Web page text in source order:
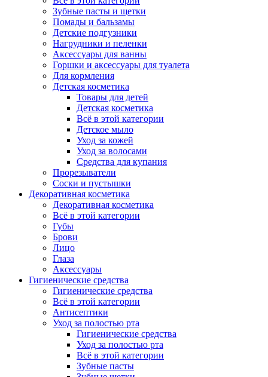
Зубные пасты и щетки
Помады и бальзамы
Детские подгузники
Нагрудники и пеленки
Аксессуары для ванны
Горшки и аксессуары для туалета
Для кормления
Детская косметика
Товары для детей
Детская косметика
Всё в этой категории
Детское мыло
Уход за кожей
Уход за волосами
Средства для купания
Прорезыватели
Соски и пустышки
Декоративная косметика
Декоративная косметика
Всё в этой категории
Губы
Брови
Лицо
Глаза
Аксессуары
Гигиенические средства
Гигиенические средства
Всё в этой категории
Антисептики
Уход за полостью рта
Гигиенические средства
Уход за полостью рта
Всё в этой категории
Зубные пасты